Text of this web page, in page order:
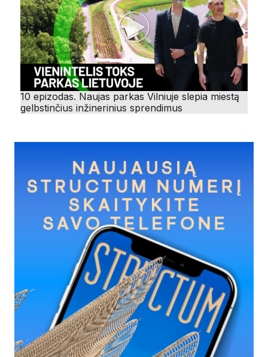
10 epizodas. Naujas parkas Vilniuje slepia miestą
gelbstinčius inžinerinius sprendimus